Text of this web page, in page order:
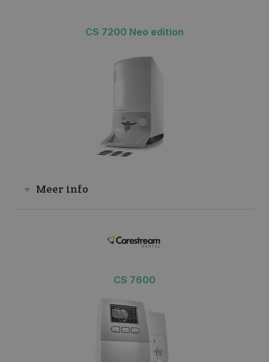
>> VRAAG INFO / OFFERTE
CS 7200 Neo edition
Meer info
>> VRAAG INFO / OFFERTE
CS 7600